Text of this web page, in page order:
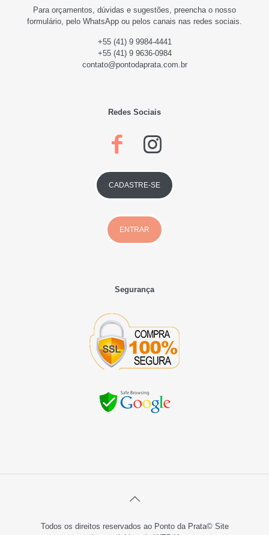
Para orçamentos, dúvidas e sugestões, preencha o nosso
formulário, pelo WhatsApp ou pelos canais nas redes sociais.
+55 (41) 9 9984-4441
+55 (41) 9 9636-0984
contato@pontodaprata.com.br
Redes Sociais
CADASTRE-SE
ENTRAR
Segurança
Todos os direitos reservados ao Ponto da Prata© Site